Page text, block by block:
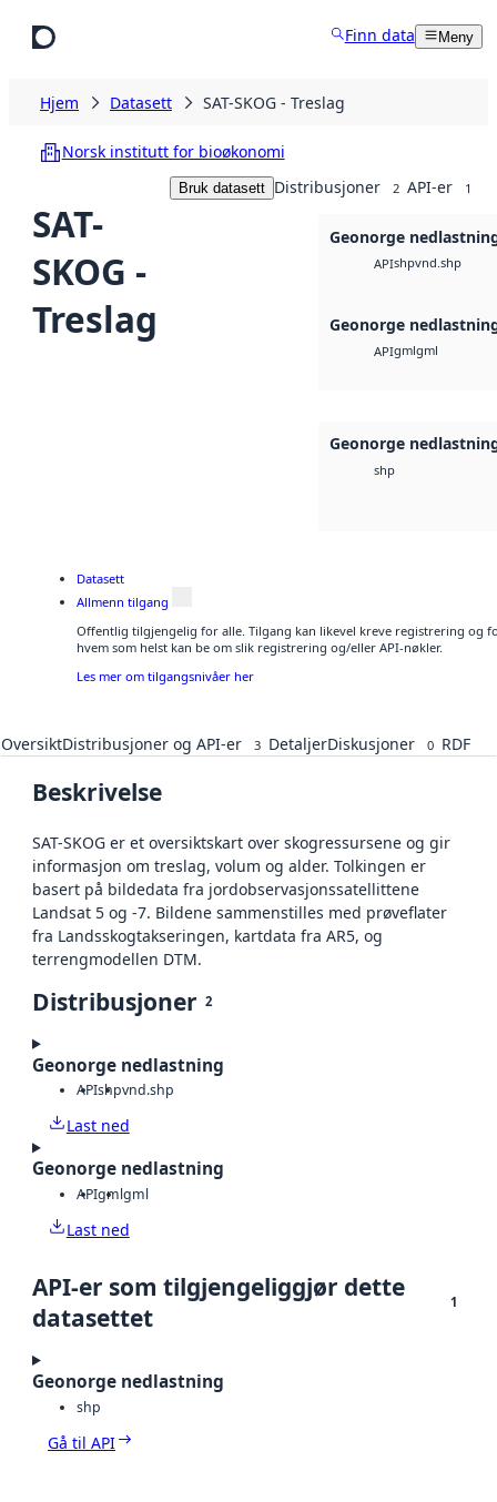
Finn data Meny
Hjem Datasett SAT-SKOG - Treslag
Norsk institutt for bioøkonomi
SAT-
SKOG -
Treslag
Bruk datasett Distribusjoner 2 API-er 1
Geonorge
APIshpvnd.shp
Geonorge
APIgmlgml
Geonorge
shp
Datasett
Allmenn tilgang
Offentlig tilgjengelig for alle. Tilgang kan likevel kreve registrering og
hvem som helst kan be om slik registrering og/eller API-nøkler.
Les mer om tilgangsnivåer her
OversiktDistribusjoner og API-er 3 DetaljerDiskusjoner 0 RDF
Beskrivelse
SAT-SKOG er et oversiktskart over skogressursene og gir
informasjon om treslag, volum og alder. Tolkingen er
basert på bildedata fra jordobservasjonssatellittene
Landsat 5 og -7. Bildene sammenstilles med prøveflater
fra Landsskogtakseringen, kartdata fra AR5, og
terrengmodellen DTM.
Distribusjoner 2
Geonorge nedlastning
APIshpvnd.shp
Last ned
Geonorge nedlastning
APIgmlgml
Last ned
API-er som tilgjengeliggjør dette
datasettet
1
Geonorge nedlastning
shp
Gå til API